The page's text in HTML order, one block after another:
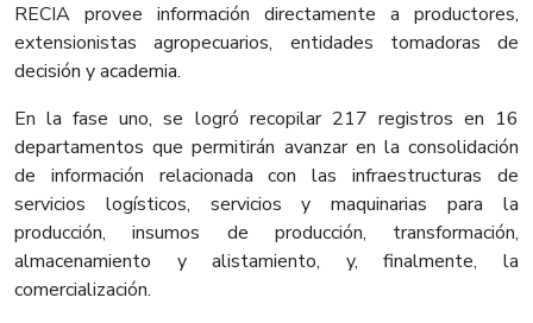
RECIA provee información directamente a productores,
extensionistas agropecuarios, entidades tomadoras de
decisión y academia.
En la fase uno, se logró recopilar 217 registros en 16
departamentos que permitirán avanzar en la consolidación
de información relacionada con las infraestructuras de
servicios logísticos, servicios y maquinarias para la
producción, insumos de producción, transformación,
almacenamiento y alistamiento, y, finalmente, la
comercialización.